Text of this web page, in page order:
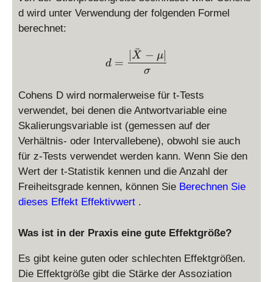
d wird unter Verwendung der folgenden Formel
berechnet:
d = \frac{|\bar X -
d =
σ
X
ˉ − μ∣
Cohens D wird normalerweise für t-Tests
verwendet, bei denen die Antwortvariable eine
Skalierungsvariable ist (gemessen auf der
Verhältnis- oder Intervallebene), obwohl sie auch
für z-Tests verwendet werden kann. Wenn Sie den
Wert der t-Statistik kennen und die Anzahl der
Freiheitsgrade kennen, können Sie Berechnen Sie
dieses Effekt Effektivwert .
Was ist in der Praxis eine gute Effektgröße?
Es gibt keine guten oder schlechten Effektgrößen.
Die Effektgröße gibt die Stärke der Assoziation